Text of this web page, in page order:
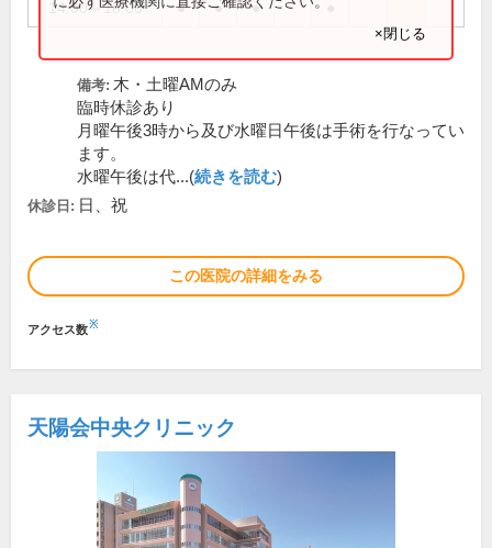
14:00～18:00 ● ● ●
×閉じる
備考: 木・土曜AMのみ
臨時休診あり
月曜午後3時から及び水曜日午後は手術を行なってい
ます。
水曜午後は代...(続きを読む)
休診日: 日、祝
この医院の詳細をみる
アクセス数※
天陽会中央クリニック